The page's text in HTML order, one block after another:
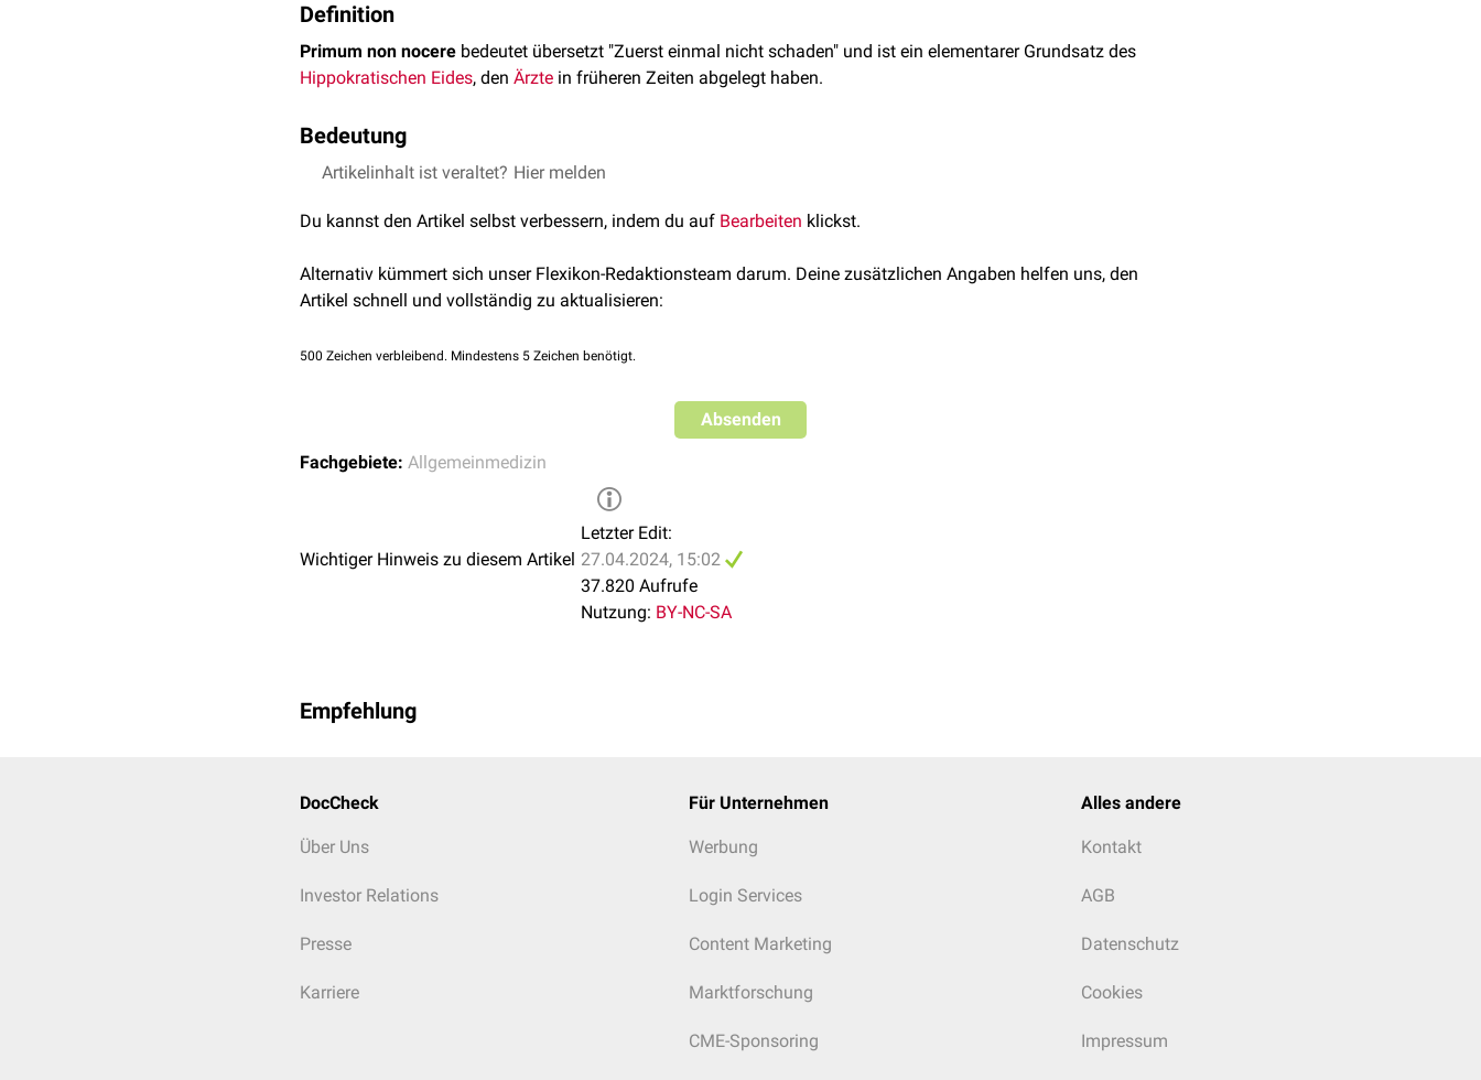
Definition
Primum non nocere bedeutet übersetzt "Zuerst einmal nicht schaden" und ist ein elementarer Grundsatz des
Hippokratischen Eides, den Ärzte in früheren Zeiten abgelegt haben.
Bedeutung
"Primum non nocere" bedeutet soviel, wie nichts am Patienten zu unternehmen, was einen noch größeren
gemeint.
Das vollständige Zitat lautet "primum non nocere, secundum cavere, tertium sanare" – übersetzt: "Erstens nicht
schaden, zweitens vorsichtig sein, drittens heilen".
Artikelinhalt ist veraltet? Hier melden
Du kannst den Artikel selbst verbessern, indem du auf Bearbeiten klickst.
Alternativ kümmert sich unser Flexikon-Redaktionsteam darum. Deine zusätzlichen Angaben helfen uns, den
Artikel schnell und vollständig zu aktualisieren:
500 Zeichen verbleibend. Mindestens 5 Zeichen benötigt.
Absenden
Fachgebiete: Allgemeinmedizin
Wichtiger Hinweis zu diesem Artikel
Letzter Edit:
27.04.2024, 15:02
37.820 Aufrufe
Nutzung: BY-NC-SA
Empfehlung
DocCheck
Über Uns
Investor Relations
Presse
Karriere
Für Unternehmen
Werbung
Login Services
Content Marketing
Marktforschung
CME-Sponsoring
Alles andere
Kontakt
AGB
Datenschutz
Cookies
Impressum